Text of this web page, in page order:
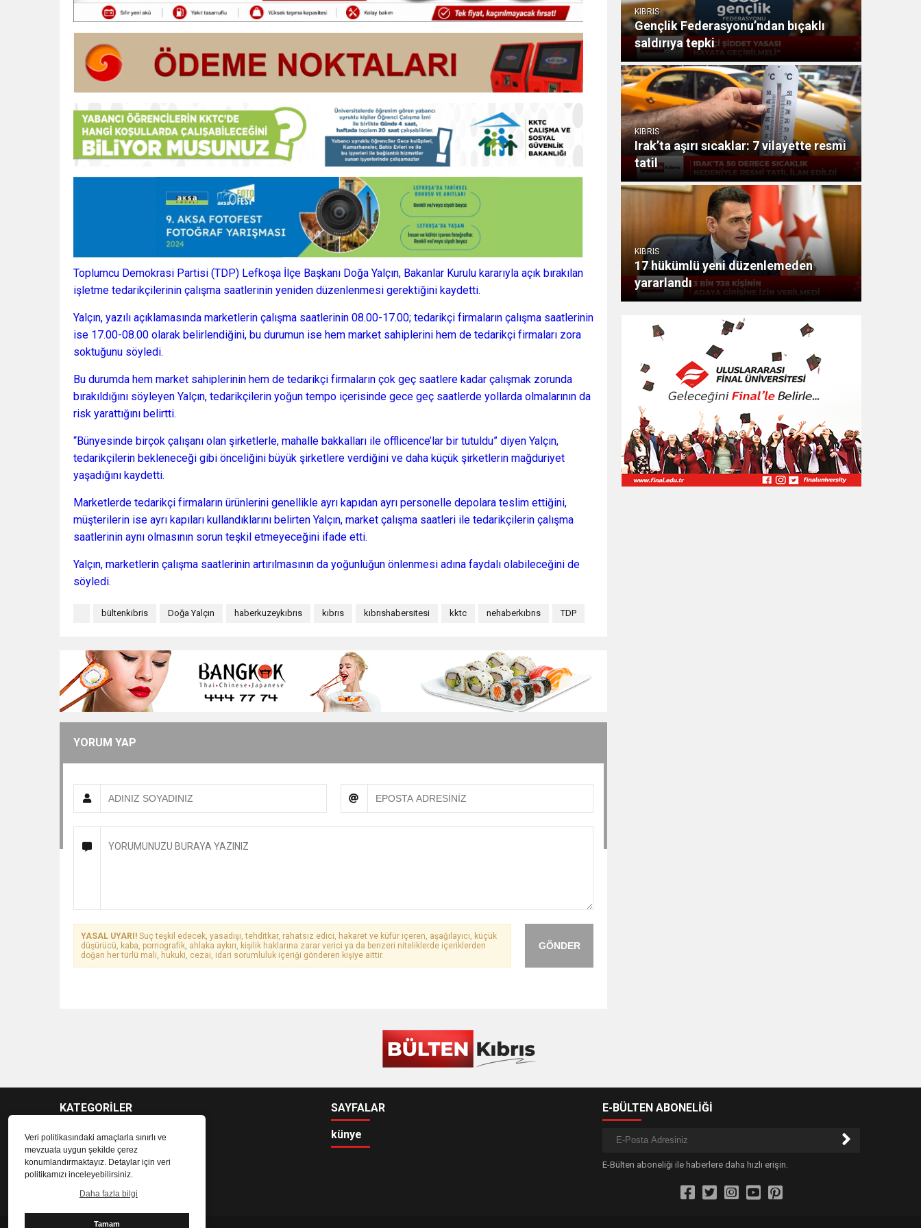
Veri politikasındaki amaçlarla sınırlı ve
mevzuata uygun şekilde çerez
konumlandırmaktayız. Detaylar için veri
politikamızı inceleyebilirsiniz.
Daha fazla bilgi
Tamam
Toplumcu Demokrasi Partisi (TDP) Lefkoşa İlçe Başkanı Doğa Yalçın, Bakanlar Kurulu kararıyla açık bırakılan
işletme tedarikçilerinin çalışma saatlerinin yeniden düzenlenmesi gerektiğini kaydetti.
Yalçın, yazılı açıklamasında marketlerin çalışma saatlerinin 08.00-17.00; tedarikçi firmaların çalışma saatlerinin
ise 17.00-08.00 olarak belirlendiğini, bu durumun ise hem market sahiplerini hem de tedarikçi firmaları zora
soktuğunu söyledi.
Bu durumda hem market sahiplerinin hem de tedarikçi firmaların çok geç saatlere kadar çalışmak zorunda
bırakıldığını söyleyen Yalçın, tedarikçilerin yoğun tempo içerisinde gece geç saatlerde yollarda olmalarının da
risk yarattığını belirtti.
“Bünyesinde birçok çalışanı olan şirketlerle, mahalle bakkalları ile offlicence’lar bir tutuldu” diyen Yalçın,
tedarikçilerin bekleneceği gibi önceliğini büyük şirketlere verdiğini ve daha küçük şirketlerin mağduriyet
yaşadığını kaydetti.
Marketlerde tedarikçi firmaların ürünlerini genellikle ayrı kapıdan ayrı personelle depolara teslim ettiğini,
müşterilerin ise ayrı kapıları kullandıklarını belirten Yalçın, market çalışma saatleri ile tedarikçilerin çalışma
saatlerinin aynı olmasının sorun teşkil etmeyeceğini ifade etti.
Yalçın, marketlerin çalışma saatlerinin artırılmasının da yoğunluğun önlenmesi adına faydalı olabileceğini de
söyledi.
bültenkibris Doğa Yalçın haberkuzeykıbrıs kıbrıs kıbrıshabersitesi kktc nehaberkıbrıs TDP
YORUM YAP
GÖNDER
YASAL UYARI! Suç teşkil edecek, yasadışı, tehditkar, rahatsız edici, hakaret ve küfür içeren, aşağılayıcı, küçük
düşürücü, kaba, pornografik, ahlaka aykırı, kişilik haklarına zarar verici ya da benzeri niteliklerde içeriklerden
doğan her türlü mali, hukuki, cezai, idari sorumluluk içeriği gönderen kişiye aittir.
KIBRIS
Gençlik Federasyonu’ndan bıçaklı
saldırıya tepki
KIBRIS
Irak’ta aşırı sıcaklar: 7 vilayette resmi
tatil
KIBRIS
17 hükümlü yeni düzenlemeden
yararlandı
KATEGORİLER SAYFALAR
künye
E-BÜLTEN ABONELİĞİ
E-Bülten aboneliği ile haberlere daha hızlı erişin.